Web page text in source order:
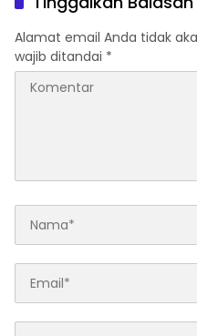
Alamat email Anda tidak
wajib ditandai *